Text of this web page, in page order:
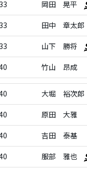
岡田 晃平
田中 章太郎
山下 勝将
竹山 昂成
大堀 裕次郎
原田 大雅
吉田 泰基
服部 雅也